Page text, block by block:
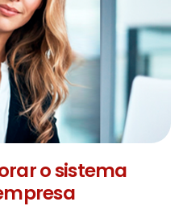
o sistema